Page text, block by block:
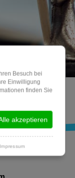
Besuch bei
Einwilligung
finden Sie
akzeptieren
Impressum